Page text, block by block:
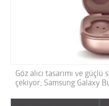
Göz alıcı tasarımı ve
çekiyor; Samsung Galaxy